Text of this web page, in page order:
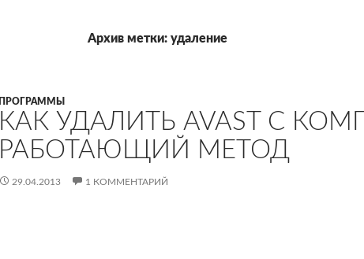
Архив метки: удаление
ПРОГРАММЫ
КАК УДАЛИТЬ AVAST С
РАБОТАЮЩИЙ МЕТОД
29.04.2013 1 КОММЕНТАРИЙ